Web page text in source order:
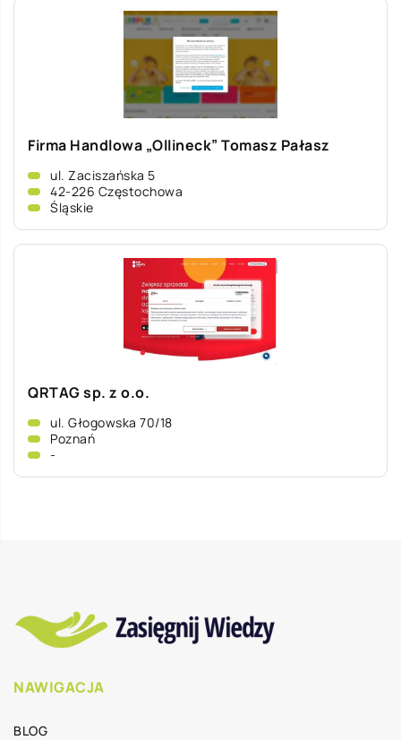
Firma Handlowa „Ollineck” Tomasz Pałasz
ul. Zaciszańska 5
42-226 Częstochowa
Śląskie
QRTAG sp. z o.o.
ul. Głogowska 70/18
Poznań
-
NAWIGACJA
BLOG